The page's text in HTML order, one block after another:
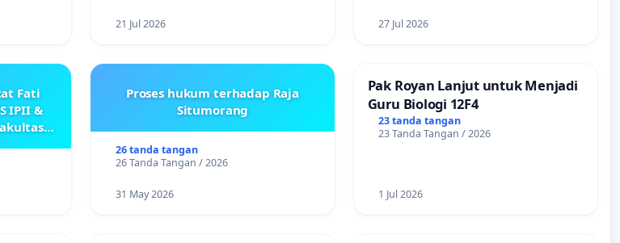
21 Jul 2026 27 Jul 2026
Fati
IPII &
Proses hukum terhadap Raja
Situmorang
26 tanda tangan
26 Tanda Tangan / 2026
31 May 2026
Pak Royan Lanjut untuk Menjadi
Guru Biologi 12F4
23 tanda tangan
23 Tanda Tangan / 2026
1 Jul 2026